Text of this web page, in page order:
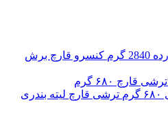
کنسرو قارچ برش
ترشی قارچ ۶۸۰ گرم
ترشی قارچ لیته بندری